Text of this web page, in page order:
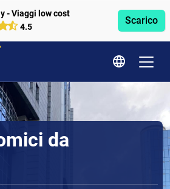
- Viaggi low cost
4.5
Scarico
da